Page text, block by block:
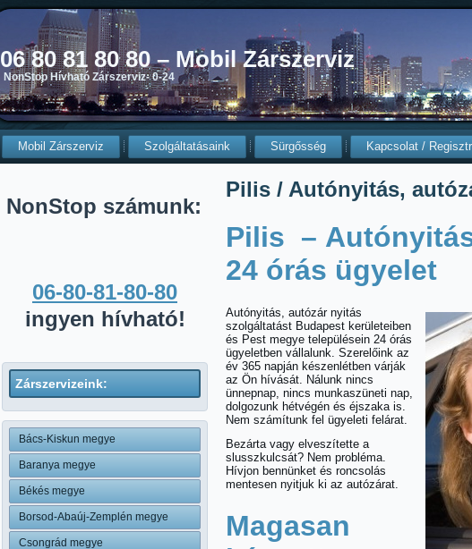
06 80 81 80 80 – Mobil Zárszerviz
NonStop Hívható Zárszerviz- 0-24
Mobil Zárszerviz Szolgáltatásaink Sürgősség Kapcsolat /
NonStop számunk:
06-80-81-80-80
ingyen hívható!
Zárszervizeink:
Bács-Kiskun megye
Baranya megye
Békés megye
Borsod-Abaúj-Zemplén megye
Csongrád megye
Pilis / Autónyitás,
Pilis –
24 órás ügyelet
Autónyitás, autózár nyitás
szolgáltatást Budapest kerületeiben
és Pest megye településein 24 órás
ügyeletben vállalunk. Szerelőink az
év 365 napján készenlétben várják
az Ön hívását. Nálunk nincs
ünnepnap, nincs munkaszüneti nap,
dolgozunk hétvégén és éjszaka is.
Nem számítunk fel ügyeleti felárat.
Bezárta vagy elveszítette a
slusszkulcsát? Nem probléma.
Hívjon bennünket és roncsolás
mentesen nyitjuk ki az autózárat.
Magasan